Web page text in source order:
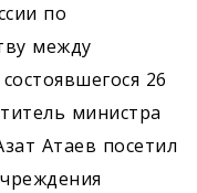
по
между
26
министра
Атаев посетил